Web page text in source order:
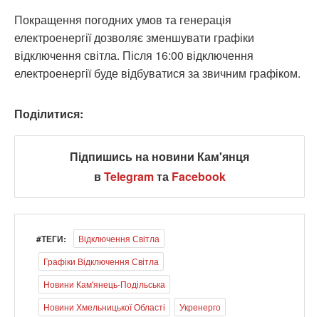
Покращення погодних умов та генерація
електроенергії дозволяє зменшувати графіки
відключення світла. Після 16:00 відключення
електроенергії буде відбуватися за звичним графіком.
Поділитися:
Підпишись на новини Кам'янця
вTelegramта Facebook
#ТЕГИ:
Відключення Світла
Графіки Відключення Світла
Новини Кам'янець-Подільська
Новини Хмельницької Області
Укренерго